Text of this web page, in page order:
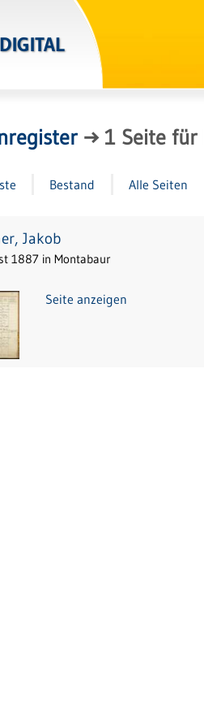
→1 Seite für
Bestand Alle Seiten
Jakob
1887 in Montabaur
Seite anzeigen